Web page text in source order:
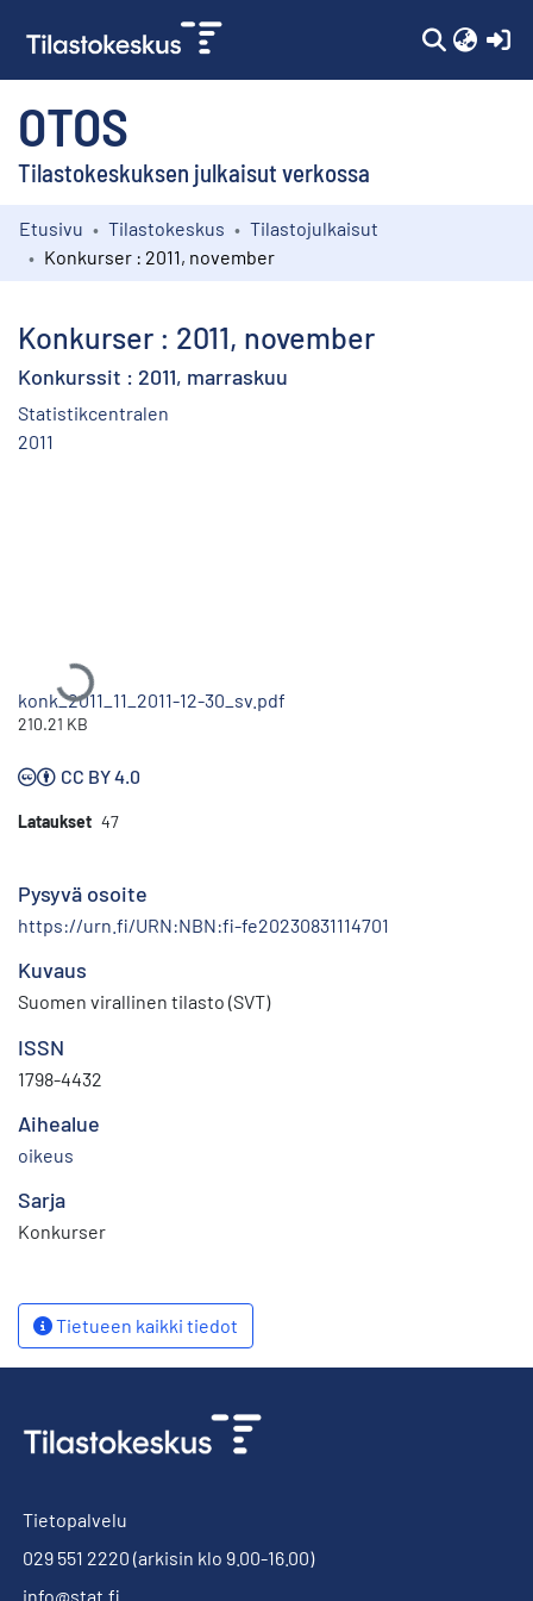
OTOS
Tilastokeskuksen julkaisut verkossa
Kokoelmat
Etusivu Tilastokeskus
Tilastojulkaisut
Konkurser : 2011, november
Konkurser : 2011, november
Konkurssit : 2011, marraskuu
Statistikcentralen
2011
Ladataan...
konk_2011_11_2011-12-30_sv.pdf
210.21 KB
CC BY 4.0
Lataukset 47
Pysyvä osoite
https://urn.fi/URN:NBN:fi-fe20230831114701
Kuvaus
Suomen virallinen tilasto (SVT)
ISSN
1798-4432
Aihealue
oikeus
Sarja
Konkurser
Tietueen kaikki tiedot
Tietopalvelu
029 551 2220 (arkisin klo 9.00-16.00)
info@stat.fi